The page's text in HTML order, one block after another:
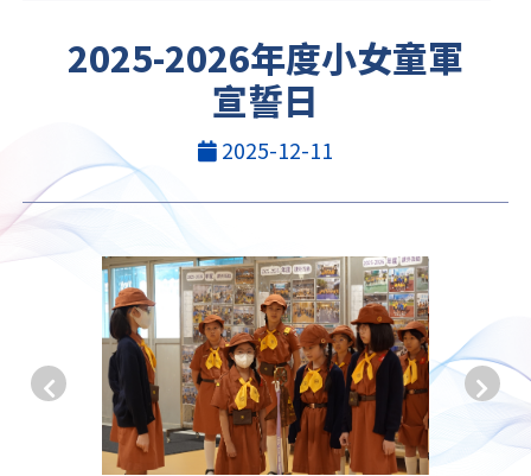
2025-2026年度小女童軍
宣誓日
2025-12-11